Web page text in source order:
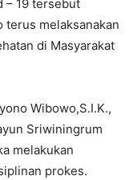
– 19 tersebut
melaksanakan
di Masyarakat
Wibowo,S.I.K.,
Sriwiningrum
melakukan
prokes.